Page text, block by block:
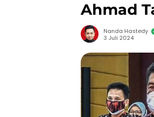
Ahmad
Nanda Hastedy
3 Juli 2024